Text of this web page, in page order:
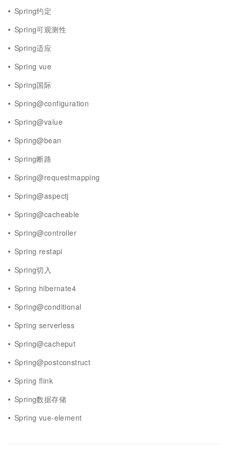
Spring约定
Spring可观测性
Spring适应
Spring vue
Spring国际
Spring@configuration
Spring@value
Spring@bean
Spring断路
Spring@requestmapping
Spring@aspectj
Spring@cacheable
Spring@controller
Spring restapi
Spring切入
Spring hibernate4
Spring@conditional
Spring serverless
Spring@cacheput
Spring@postconstruct
Spring flink
Spring数据存储
Spring vue-element